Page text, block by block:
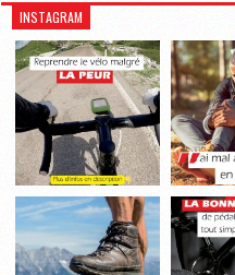
INSTAGRAM